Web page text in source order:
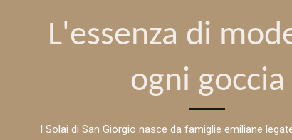
L'essenza di
ogni goccia
I Solai di San Giorgio nasce da famiglie emiliane